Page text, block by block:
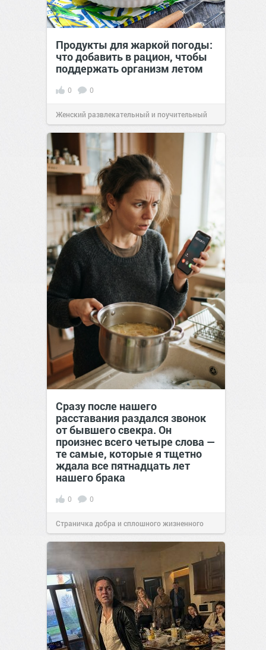
Продукты для жаркой погоды:
что добавить в рацион, чтобы
поддержать организм летом
0 0
Женский развлекательный и поучительный
сайт.21:26Вчера
Сразу после нашего
расставания раздался звонок
от бывшего свекра. Он
произнес всего четыре слова —
те самые, которые я тщетно
ждала все пятнадцать лет
нашего брака
0 0
Страничка добра и сплошного жизненного
позитива!00:2907 авг 2026